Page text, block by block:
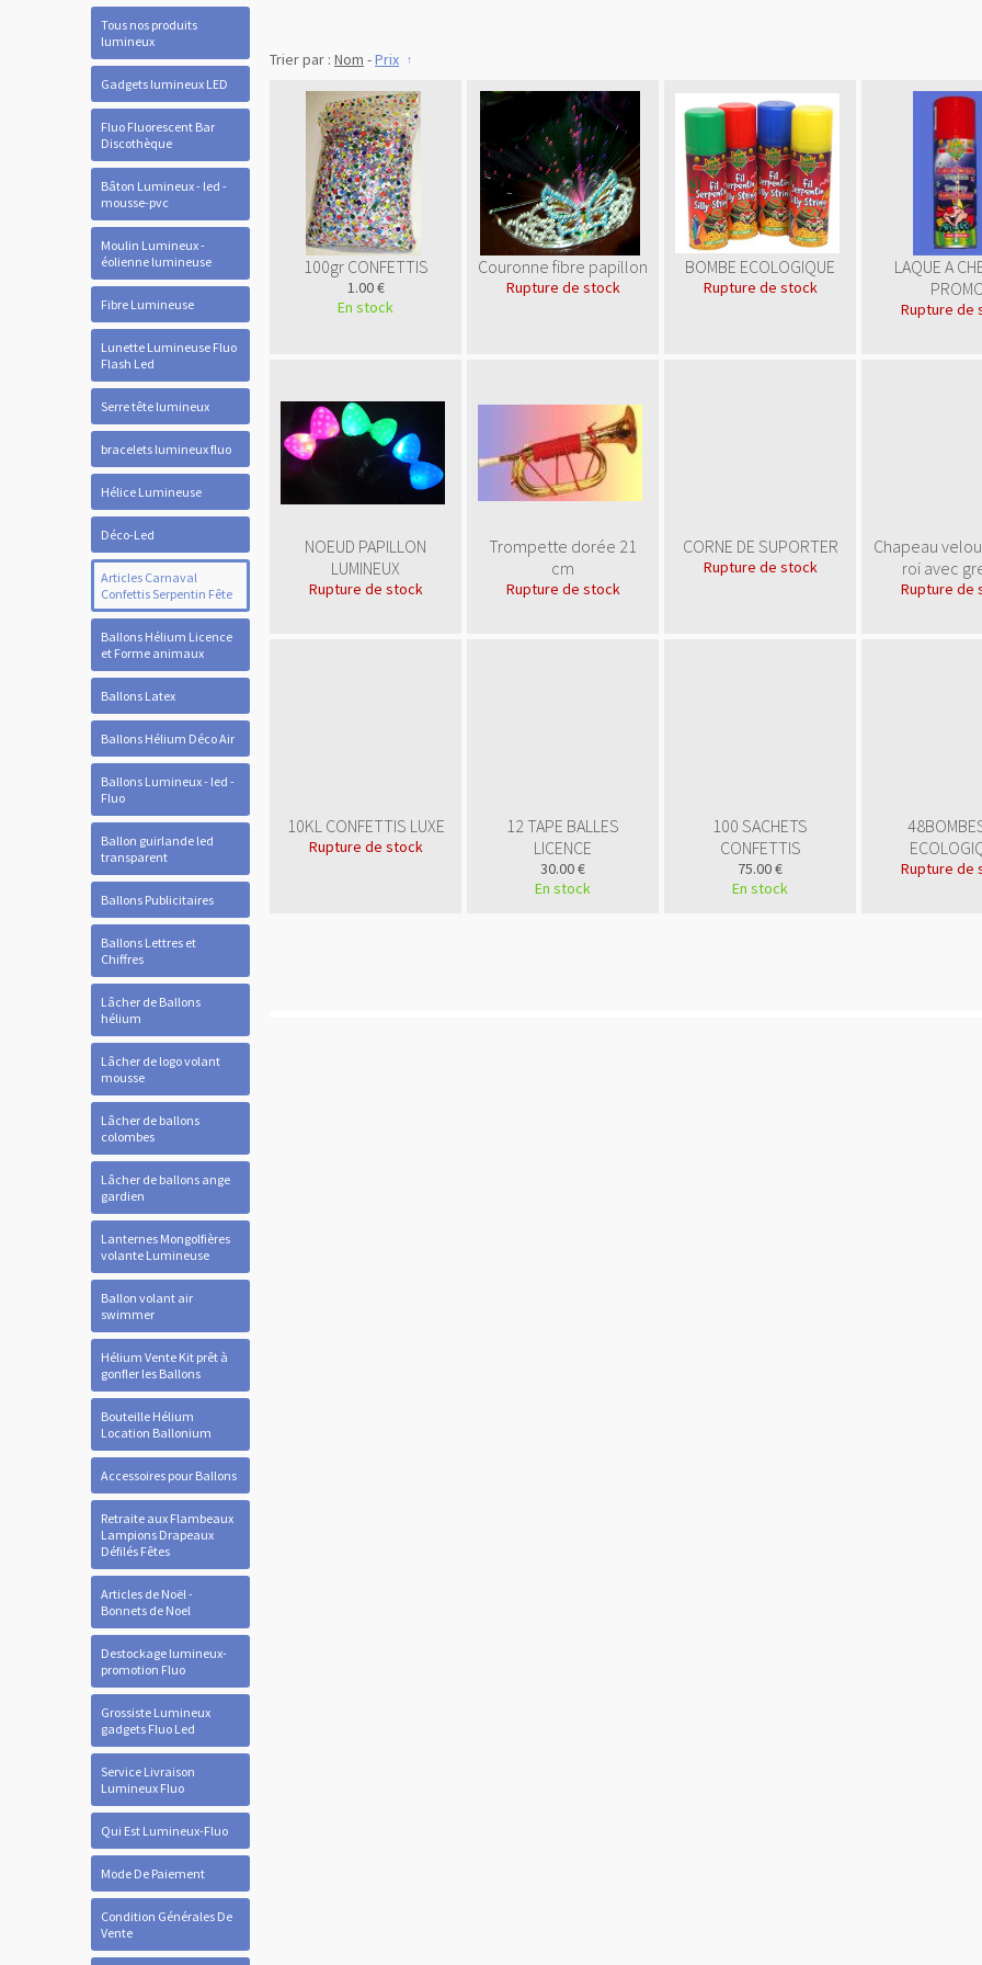
Tous nos produits
lumineux
Gadgets lumineux LED
Fluo Fluorescent Bar
Discothèque
Bâton Lumineux - led -
mousse-pvc
Moulin Lumineux -
éolienne lumineuse
Fibre Lumineuse
Lunette Lumineuse Fluo
Flash Led
Serre tête lumineux
bracelets lumineux fluo
Hélice Lumineuse
Déco-Led
Articles Carnaval
Confettis Serpentin Fête
Ballons Hélium Licence
et Forme animaux
Ballons Latex
Ballons Hélium Déco Air
Ballons Lumineux - led -
Fluo
Ballon guirlande led
transparent
Ballons Publicitaires
Ballons Lettres et
Chiffres
Lâcher de Ballons
hélium
Lâcher de logo volant
mousse
Lâcher de ballons
colombes
Lâcher de ballons ange
gardien
Lanternes Mongolfières
volante Lumineuse
Ballon volant air
swimmer
Hélium Vente Kit prêt à
gonfler les Ballons
Bouteille Hélium
Location Ballonium
Accessoires pour Ballons
Retraite aux Flambeaux
Lampions Drapeaux
Défilés Fêtes
Articles de Noël -
Bonnets de Noel
Destockage lumineux-
promotion Fluo
Grossiste Lumineux
gadgets Fluo Led
Service Livraison
Lumineux Fluo
Qui Est Lumineux-Fluo
Mode De Paiement
Condition Générales De
Vente
Trier par : Nom -Prix
100gr CONFETTIS
1.00 €
En stock
Couronne fibre papillon
Rupture de stock
BOMBE ECOLOGIQUE
Rupture de stock
LAQUE A
Rupture de
NOEUD PAPILLON
LUMINEUX
Rupture de stock
Trompette dorée 21
cm
Rupture de stock
CORNE DE SUPORTER
Rupture de stock
Chapeau
roi avec
Rupture de
10KL CONFETTIS LUXE
Rupture de stock
12 TAPE BALLES
LICENCE
30.00 €
En stock
100 SACHETS
CONFETTIS
75.00 €
En stock
Rupture de